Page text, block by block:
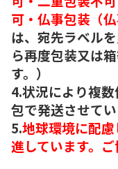
可・仏事包装（仏
は、宛先ラベル
ら再度包装又は
す。）
4.状況により複
包で発送させて
5.地球環境に配
進しています。ご